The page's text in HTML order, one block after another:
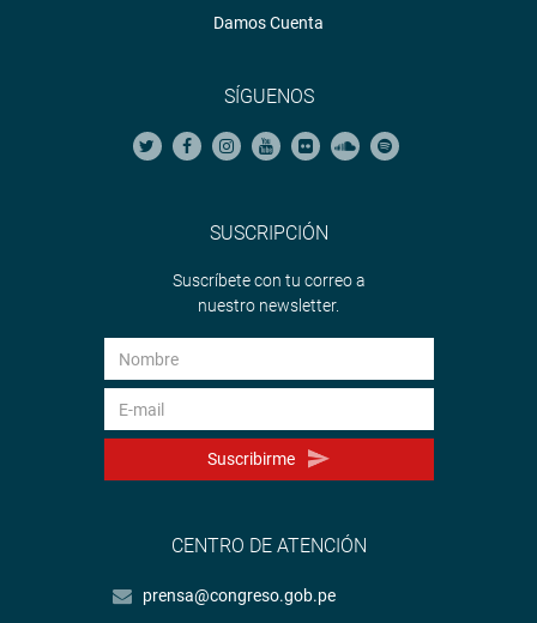
Damos Cuenta
SÍGUENOS
SUSCRIPCIÓN
Suscríbete con tu correo a
nuestro newsletter.
Suscribirme
CENTRO DE ATENCIÓN
prensa@congreso.gob.pe